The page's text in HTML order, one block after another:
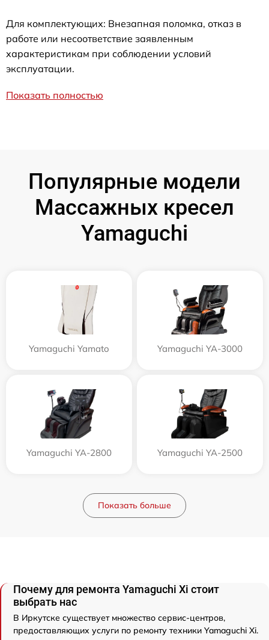
Для комплектующих: Внезапная поломка, отказ в
работе или несоответствие заявленным
характеристикам при соблюдении условий
эксплуатации.
Показать полностью
Популярные модели
Массажных кресел
Yamaguchi
Yamaguchi Yamato Yamaguchi YA-3000
Yamaguchi YA-2800 Yamaguchi YA-2500
Показать больше
Почему для ремонта Yamaguchi Xi стоит
выбрать нас
В Иркутске существует множество сервис-центров,
предоставляющих услуги по ремонту техники Yamaguchi Xi.